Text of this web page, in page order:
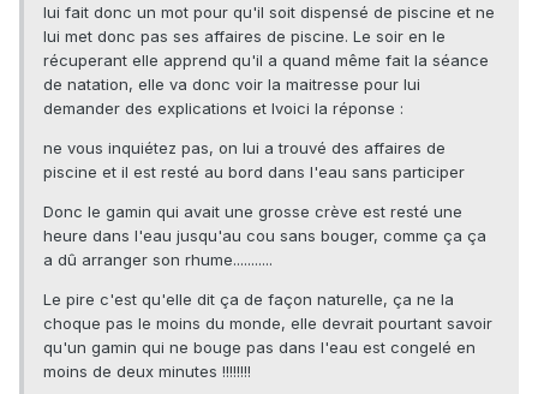
lui fait donc un mot pour qu'il soit dispensé de piscine et ne
lui met donc pas ses affaires de piscine. Le soir en le
récuperant elle apprend qu'il a quand même fait la séance
de natation, elle va donc voir la maitresse pour lui
demander des explications et lvoici la réponse :
ne vous inquiétez pas, on lui a trouvé des affaires de
piscine et il est resté au bord dans l'eau sans participer
Donc le gamin qui avait une grosse crève est resté une
heure dans l'eau jusqu'au cou sans bouger, comme ça ça
a dû arranger son rhume...........
Le pire c'est qu'elle dit ça de façon naturelle, ça ne la
choque pas le moins du monde, elle devrait pourtant savoir
qu'un gamin qui ne bouge pas dans l'eau est congelé en
moins de deux minutes !!!!!!!!